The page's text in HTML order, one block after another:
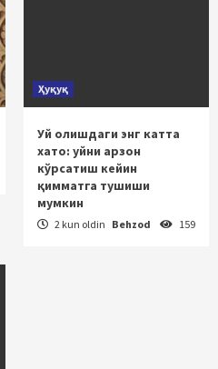
Ҳуқуқ
Уй олишдаги энг катта
хато: уйни арзон
кўрсатиш кейин
қимматга тушиши
мумкин
2 kun oldin Behzod 159